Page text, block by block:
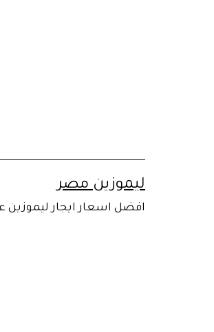
ليموزين مصر
افضل اسعار ايجار ليموزين